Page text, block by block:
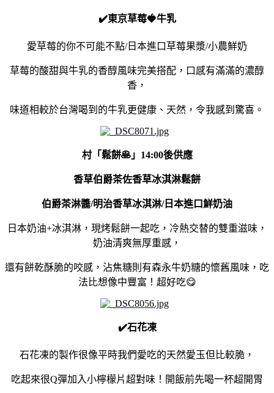
✔️東京草莓🍓牛乳
愛草莓的你不可能不點/日本進口草莓果漿/小農鮮奶
草莓的酸甜與牛乳的香醇風味完美搭配，口感有滿滿的濃醇
香，
味道相較於台灣喝到的牛乳更健康、天然，令我感到驚喜。
村「鬆餅🥞」14:00後供應
香草伯爵茶佐香草冰淇淋鬆餅
伯爵茶淋醬/明治香草冰淇淋/日本進口鮮奶油
日本奶油+冰淇淋，現烤鬆餅一起吃，冷熱交替的雙重滋味，
奶油清爽無厚重感，
還有餅乾酥脆的咬感，沾焦糖則有森永牛奶糖的懷舊風味，吃
法比想像中豐富！超好吃😋
✔️石花凍
石花凍的製作很像平時我們愛吃的天然愛玉但比較脆，
吃起來很Q彈加入小檸檬片超對味！開飯前先喝一杯超開胃